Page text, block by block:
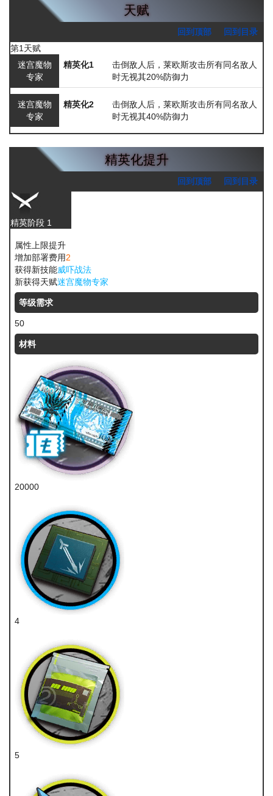
天赋
回到顶部
回到目录
第1天赋
迷宫魔物
专家
精英化1
击倒敌人后，莱欧斯攻击所有同名敌人
时无视其20%防御力
迷宫魔物
专家
精英化2
击倒敌人后，莱欧斯攻击所有同名敌人
时无视其40%防御力
精英化提升
回到顶部 回到目录
精英阶段 1
属性上限提升
增加部署费用2
获得新技能威吓战法
新获得天赋迷宫魔物专家
等级需求
50
材料
20000
4
5